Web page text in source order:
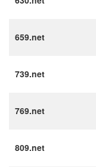
659.net
739.net
769.net
809.net